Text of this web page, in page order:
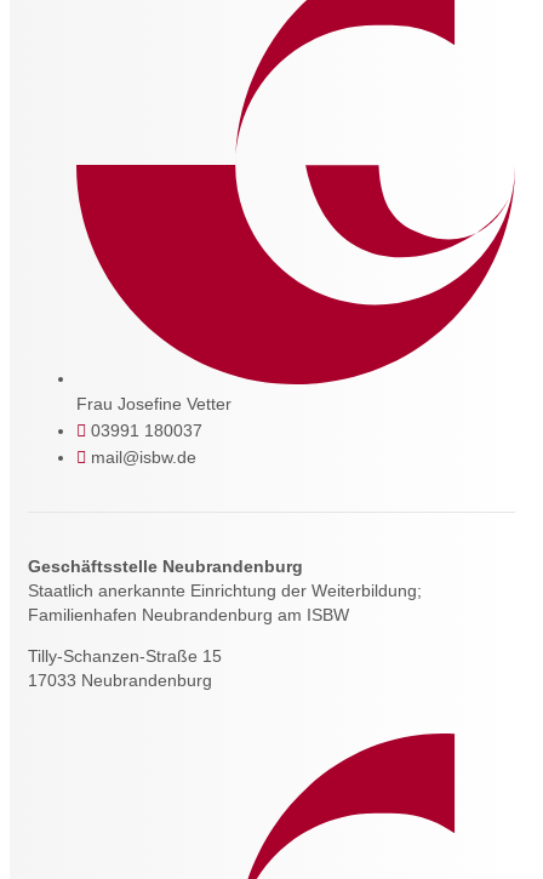
Frau Josefine Vetter
03991 180037
mail@isbw.de
Geschäftsstelle Neubrandenburg
Staatlich anerkannte Einrichtung der Weiterbildung;
Familienhafen Neubrandenburg am ISBW
Tilly-Schanzen-Straße 15
17033 Neubrandenburg